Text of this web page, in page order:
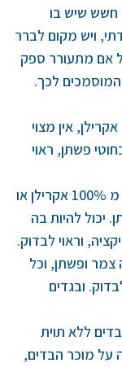
חשש שיש בו
ויש מקום לברר
אם מתעורר ספק
לכך.
כשעשוי מ100% אקרילן, אין מצוי
פשתן, ראוי
כשהאפודה עשויה מ 100% אקרילן או
יכול להיות בה
וראוי לבדוק.
צמר ופשתן, וכל
ובגדים
ללא תוית
מוכר הבדים,